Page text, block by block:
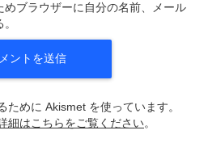
ブラウザーに自分の名前、メール
めに Akismet を使っています。
細はこちらをご覧ください。